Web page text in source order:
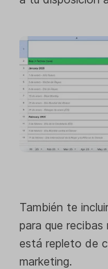
También te
para que
está repleto de
marketing.